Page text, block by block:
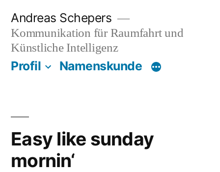
Inhalt
springen
Andreas Schepers
Kommunikation für Raumfahrt und
Künstliche Intelligenz
Profil Namenskunde
Easy like sunday
mornin‘